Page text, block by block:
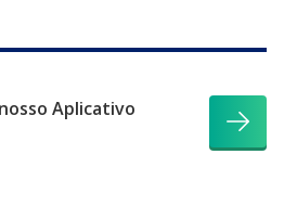
Aplicativo